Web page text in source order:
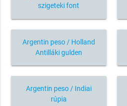
szigeteki font
Argentin peso / Holland
Antilláki gulden
Argentin peso / Indiai
rúpia